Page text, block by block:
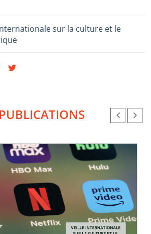
sur la culture et le